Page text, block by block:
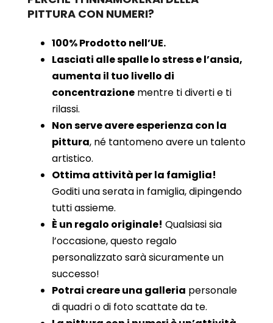
PITTURA CON NUMERI?
100% Prodotto nell’UE.
Lasciati alle spalle lo stress e l’ansia,
aumenta il tuo livello di
concentrazione mentre ti diverti e ti
rilassi.
Non serve avere esperienza con la
pittura, né tantomeno avere un talento
artistico.
Ottima attività per la famiglia!
Goditi una serata in famiglia, dipingendo
tutti assieme.
È un regalo originale! Qualsiasi sia
l’occasione, questo regalo
personalizzato sarà sicuramente un
successo!
Potrai creare una galleria personale
di quadri o di foto scattate da te.